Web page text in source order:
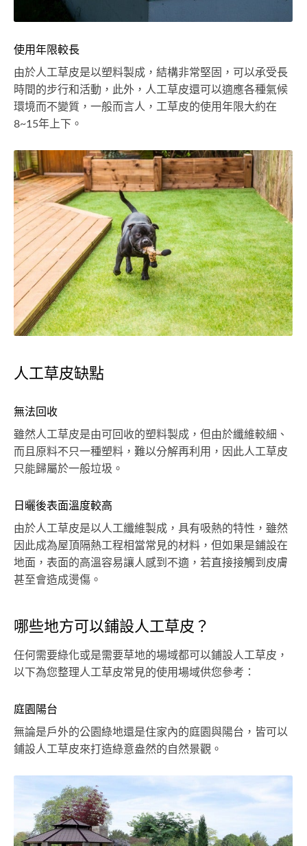
使用年限較長
由於人工草皮是以塑料製成，結構非常堅固，可以承受長
時間的步行和活動，此外，人工草皮還可以適應各種氣候
環境而不變質，一般而言人，工草皮的使用年限大約在
8~15年上下。
人工草皮缺點
無法回收
雖然人工草皮是由可回收的塑料製成，但由於纖維較細、
而且原料不只一種塑料，難以分解再利用，因此人工草皮
只能歸屬於一般垃圾。
日曬後表面溫度較高
由於人工草皮是以人工纖維製成，具有吸熱的特性，雖然
因此成為屋頂隔熱工程相當常見的材料，但如果是鋪設在
地面，表面的高溫容易讓人感到不適，若直接接觸到皮膚
甚至會造成燙傷。
哪些地方可以鋪設人工草皮？
任何需要綠化或是需要草地的場域都可以鋪設人工草皮，
以下為您整理人工草皮常見的使用場域供您參考：
庭園陽台
無論是戶外的公園綠地還是住家內的庭園與陽台，皆可以
鋪設人工草皮來打造綠意盎然的自然景觀。